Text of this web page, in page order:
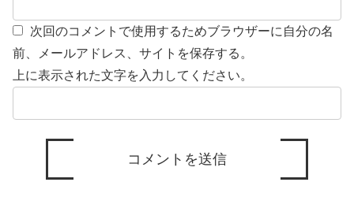
次回のコメントで使用するためブラウザーに自分の名
前、メールアドレス、サイトを保存する。
上に表示された文字を入力してください。